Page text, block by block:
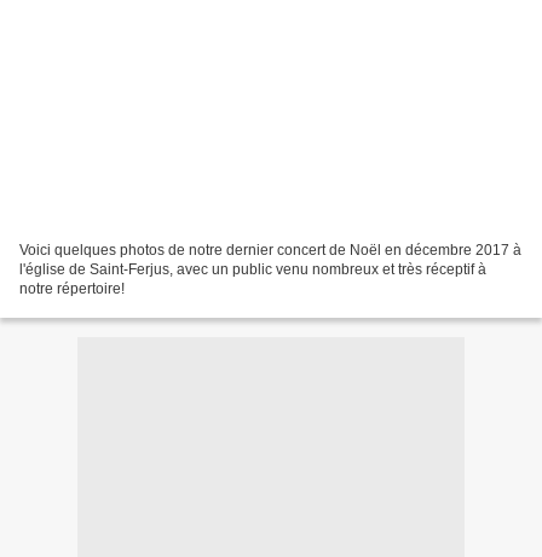
Voici quelques photos de notre dernier concert de Noël en décembre 2017 à
l'église de Saint-Ferjus, avec un public venu nombreux et très réceptif à
notre répertoire!